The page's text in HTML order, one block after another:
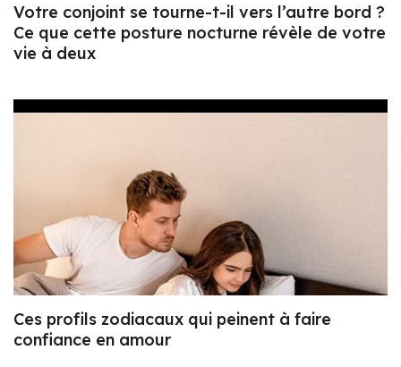
Votre conjoint se tourne-t-il vers l’autre bord ?
Ce que cette posture nocturne révèle de votre
vie à deux
Ces profils zodiacaux qui peinent à faire
confiance en amour